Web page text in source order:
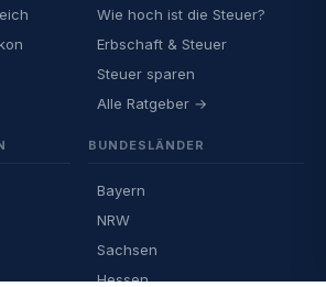
Wie hoch ist die Steuer?
Erbschaft & Steuer
Steuer sparen
Alle Ratgeber →
BUNDESLÄNDER
Bayern
NRW
Sachsen
Hessen